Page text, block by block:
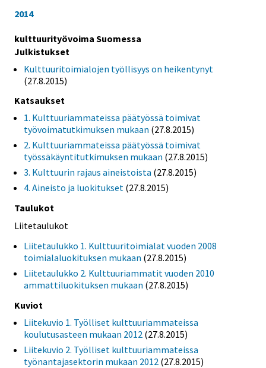
2014
kulttuurityövoima Suomessa
Julkistukset
Kulttuuritoimialojen työllisyys on heikentynyt
(27.8.2015)
Katsaukset
1. Kulttuuriammateissa päätyössä toimivat
työvoimatutkimuksen mukaan (27.8.2015)
2. Kulttuuriammateissa päätyössä toimivat
työssäkäyntitutkimuksen mukaan (27.8.2015)
3. Kulttuurin rajaus aineistoista (27.8.2015)
4. Aineisto ja luokitukset (27.8.2015)
Taulukot
Liitetaulukot
Liitetaulukko 1. Kulttuuritoimialat vuoden 2008
toimialaluokituksen mukaan (27.8.2015)
Liitetaulukko 2. Kulttuuriammatit vuoden 2010
ammattiluokituksen mukaan (27.8.2015)
Kuviot
Liitekuvio 1. Työlliset kulttuuriammateissa
koulutusasteen mukaan 2012 (27.8.2015)
Liitekuvio 2. Työlliset kulttuuriammateissa
työnantajasektorin mukaan 2012 (27.8.2015)